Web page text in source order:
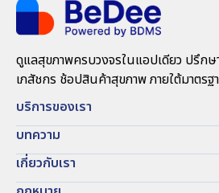
ดูแลสุขภาพครบวงจรในแอปเดียว ปรึก
เภสัชกร ช้อปสินค้าสุขภาพ ภายใต้มาตร
บริการของเรา
บทความ
เกี่ยวกับเรา